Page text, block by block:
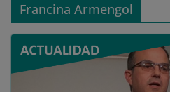
Francina Armengol